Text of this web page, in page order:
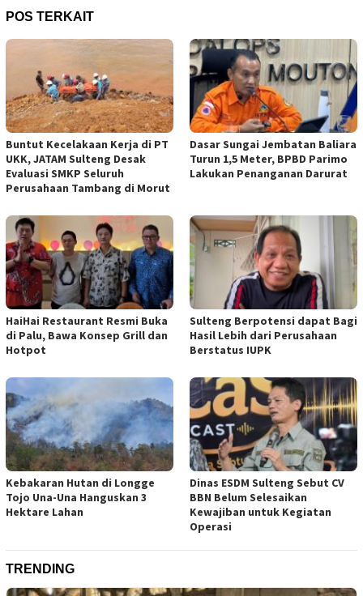
POS TERKAIT
Buntut Kecelakaan Kerja di PT
UKK, JATAM Sulteng Desak
Evaluasi SMKP Seluruh
Perusahaan Tambang di Morut
Dasar Sungai Jembatan Baliara
Turun 1,5 Meter, BPBD Parimo
Lakukan Penanganan Darurat
HaiHai Restaurant Resmi Buka
di Palu, Bawa Konsep Grill dan
Hotpot
Sulteng Berpotensi dapat Bagi
Hasil Lebih dari Perusahaan
Berstatus IUPK
Kebakaran Hutan di Longge
Tojo Una-Una Hanguskan 3
Hektare Lahan
Dinas ESDM Sulteng Sebut CV
BBN Belum Selesaikan
Kewajiban untuk Kegiatan
Operasi
TRENDING